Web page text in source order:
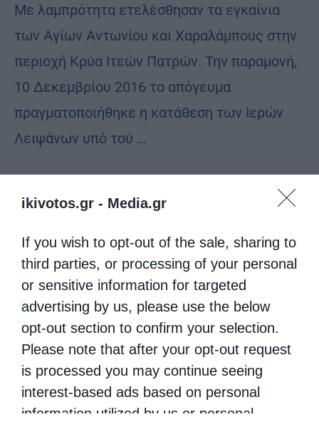
ikivotos.gr - Media.gr
If you wish to opt-out of the sale, sharing to
third parties, or processing of your personal
or sensitive information for targeted
advertising by us, please use the below
opt-out section to confirm your selection.
Please note that after your opt-out request
is processed you may continue seeing
interest-based ads based on personal
information utilized by us or personal
Με λαμπρότητα ετελέσθησαν τα εγκαίνια
των Αγίων Αντωνίου και Χαραλάμπους στην
περιοχή Κρύα Ιτεών Πατρών. Την παραμονή,
10 Δεκεμβρίου 2016 το απόγευμα
πραγματοποιήθηκε η κατάθεση των Ιερών
Λειψάνων υπό τού …